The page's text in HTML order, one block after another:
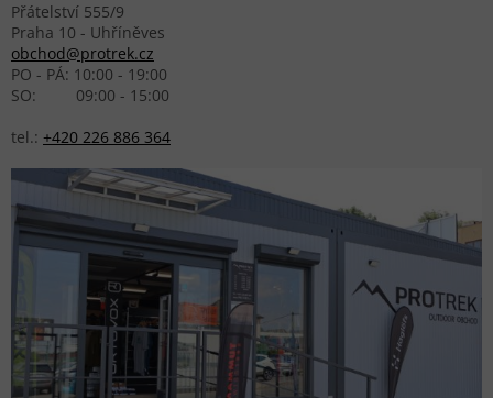
Přátelství 555/9
Praha 10 - Uhříněves
obchod@protrek.cz
PO - PÁ: 10:00 - 19:00
SO: 09:00 - 15:00
tel.: +420 226 886 364